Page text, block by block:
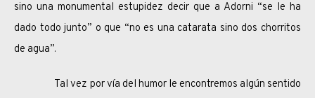
sino una monumental estupidez decir que a Adorni “se le ha
dado todo junto” o que “no es una catarata sino dos chorritos
de agua”.
Tal vez por vía del humor le encontremos algún sentido